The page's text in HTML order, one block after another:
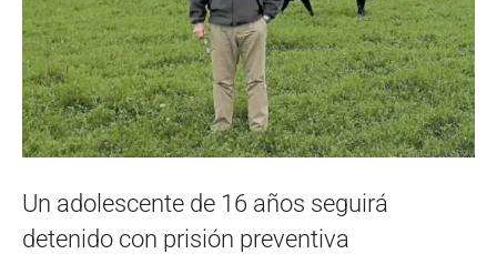
Un adolescente de 16 años seguirá
detenido con prisión preventiva